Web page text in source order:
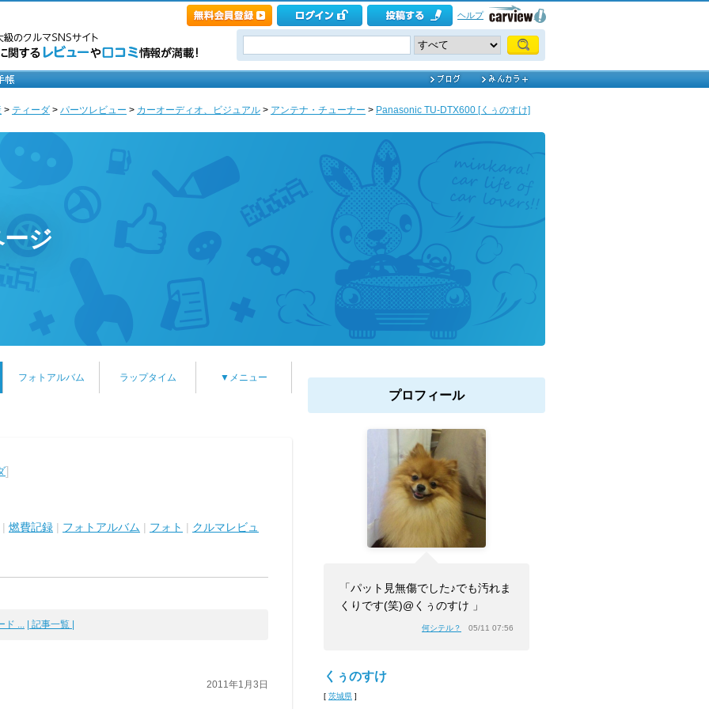
ヘルプ
> ティーダ > パーツレビュー > カーオーディオ、ビジュアル > アンテナ・チューナー > Panasonic TU-DTX600 [くぅのすけ]
ジ
フォトアルバム ラップタイム ▼メニュー
]
| 燃費記録 | フォトアルバム | フォト | クルマレビュ
ド ... | 記事一覧 |
2011年1月3日
プロフィール
「パット見無傷でした♪でも汚れま
くりです(笑)@くぅのすけ 」
何シテル？ 05/11 07:56
くぅのすけ
[ 茨城県 ]